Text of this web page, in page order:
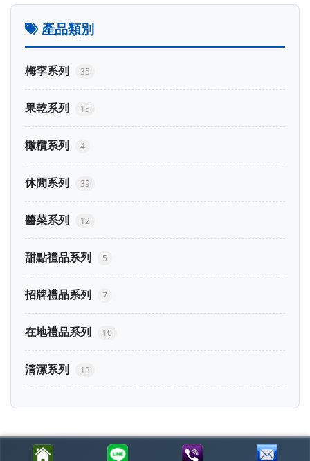
產品類別
梅李系列 35
果乾系列 15
橄欖系列 4
休閒系列 39
醬菜系列 12
甜點禮品系列 5
招牌禮品系列 7
在地禮品系列 10
清潔系列 13